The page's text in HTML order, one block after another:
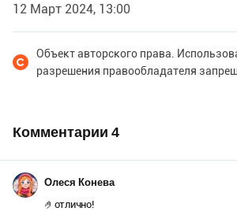
12 Март 2024, 13:00
Объект авторского права.
разрешения правообладателя
Комментарии 4
Олеся Конева
🤌отлично!